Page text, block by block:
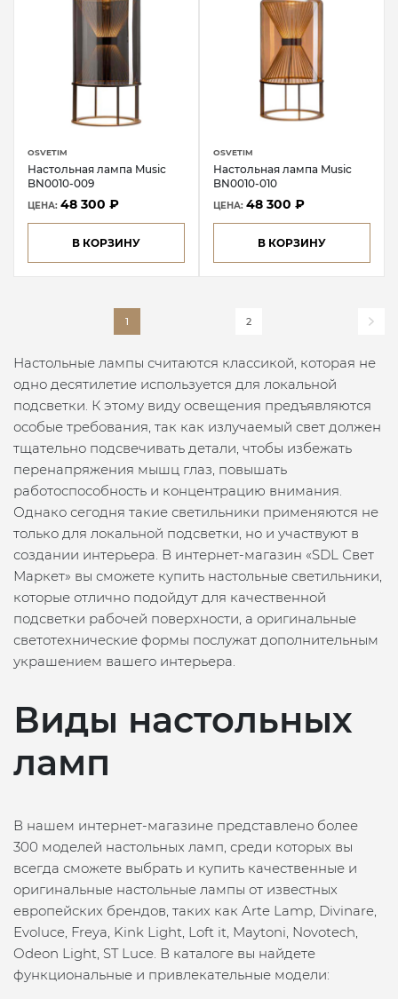
OSVETIM
Настольная лампа Music
BN0010-009
ЦЕНА: 48 300 ₽
В КОРЗИНУ
OSVETIM
Настольная лампа Music
BN0010-010
ЦЕНА: 48 300 ₽
В КОРЗИНУ
1 2
Настольные лампы считаются классикой, которая не
одно десятилетие используется для локальной
подсветки. К этому виду освещения предъявляются
особые требования, так как излучаемый свет должен
тщательно подсвечивать детали, чтобы избежать
перенапряжения мышц глаз, повышать
работоспособность и концентрацию внимания.
Однако сегодня такие светильники применяются не
только для локальной подсветки, но и участвуют в
создании интерьера. В интернет-магазин «SDL Свет
Маркет» вы сможете купить настольные светильники,
которые отлично подойдут для качественной
подсветки рабочей поверхности, а оригинальные
светотехнические формы послужат дополнительным
украшением вашего интерьера.
Виды настольных
ламп
В нашем интернет-магазине представлено более
300 моделей настольных ламп, среди которых вы
всегда сможете выбрать и купить качественные и
оригинальные настольные лампы от известных
европейских брендов, таких как Arte Lamp, Divinare,
Evoluce, Freya, Kink Light, Loft it, Maytoni, Novotech,
Odeon Light, ST Luce. В каталоге вы найдете
функциональные и привлекательные модели: